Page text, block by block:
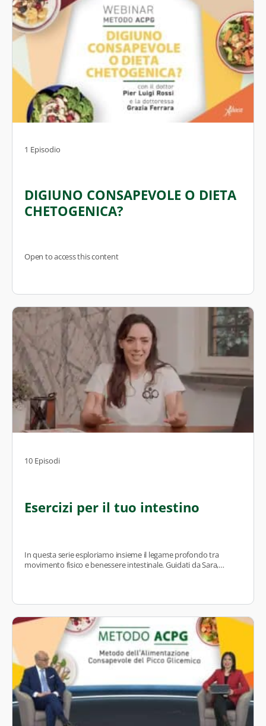
1 Episodio
DIGIUNO CONSAPEVOLE O DIETA
CHETOGENICA?
Open to access this content
10 Episodi
Esercizi per il tuo intestino
In questa serie esploriamo insieme il legame profondo tra
movimento fisico e benessere intestinale. Guidati da Sara,
leggerezza, energia e armonia… a partire dal movimento.